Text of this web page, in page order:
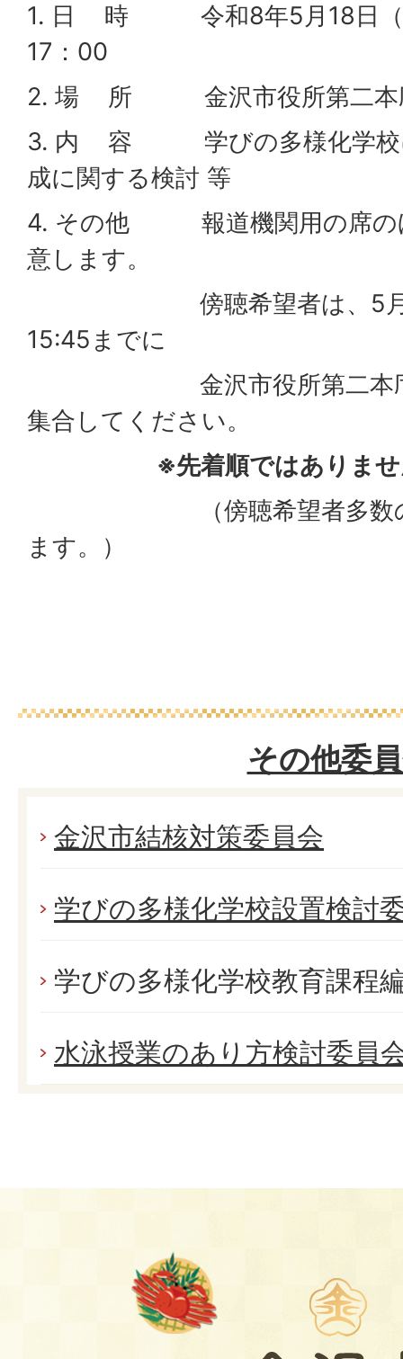
1. 日 時 令和8年5月18日（
17：00
2. 場 所 金沢市役所第二本
3. 内 容 学びの多様化学校に
成に関する検討 等
4. その他 報道機関用の席の
意します。
傍聴希望者は、5月18
15:45までに
金沢市役所第二本庁舎
集合してください。
※先着順ではありませ
（傍聴希望者多数の場
ます。）
その他委
金沢市結核対策委員会
学びの多様化学校設置検討
学びの多様化学校教育課程
水泳授業のあり方検討委員